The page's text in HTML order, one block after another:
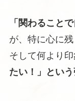
「関わること
が、特に心に残
そして何より印
たい！」という